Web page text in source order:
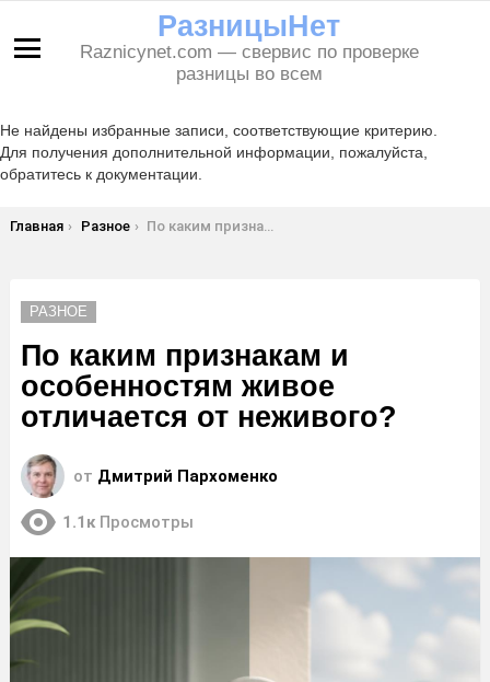
РазницыНет
Raznicynet.com — свервис по проверке
разницы во всем
Не найдены избранные записи, соответствующие критерию.
Для получения дополнительной информации, пожалуйста,
обратитесь к документации.
Вы здесь:
Главная Разное По каким признакам и особенностям живое отличается от неживого?
РАЗНОЕ
По каким признакам и
особенностям живое
отличается от неживого?
от Дмитрий Пархоменко
1.1к Просмотры